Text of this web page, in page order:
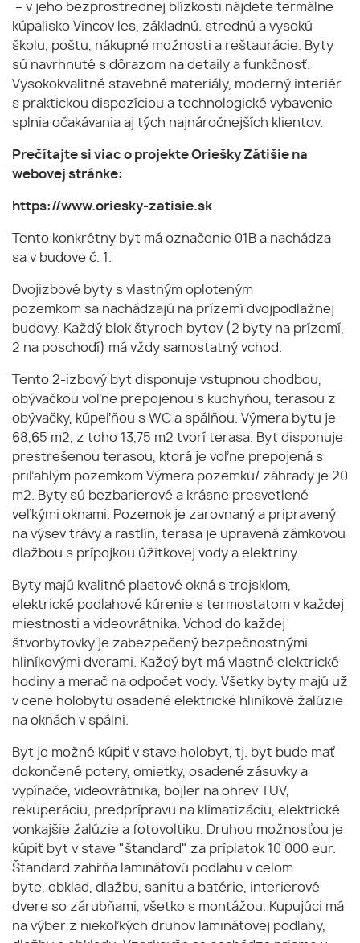
– v jeho bezprostrednej blízkosti nájdete termálne
kúpalisko Vincov les, základnú. strednú a vysokú
školu, poštu, nákupné možnosti a reštaurácie. Byty
sú navrhnuté s dôrazom na detaily a funkčnosť.
Vysokokvalitné stavebné materiály, moderný interiér
s praktickou dispozíciou a technologické vybavenie
splnia očakávania aj tých najnáročnejších klientov.
Prečítajte si viac o projekte Oriešky Zátišie na
webovej stránke:
https://www.oriesky-zatisie.sk
Tento konkrétny byt má označenie 01B a nachádza
sa v budove č. 1.
Dvojizbové byty s vlastným oploteným
pozemkom sa nachádzajú na prízemí dvojpodlažnej
budovy. Každý blok štyroch bytov (2 byty na prízemí,
2 na poschodí) má vždy samostatný vchod.
Tento 2-izbový byt disponuje vstupnou chodbou,
obývačkou voľne prepojenou s kuchyňou, terasou z
obývačky, kúpeľňou s WC a spálňou. Výmera bytu je
68,65 m2, z toho 13,75 m2 tvorí terasa. Byt disponuje
prestrešenou terasou, ktorá je voľne prepojená s
priľahlým pozemkom.Výmera pozemku/ záhrady je 20
m2. Byty sú bezbarierové a krásne presvetlené
veľkými oknami. Pozemok je zarovnaný a pripravený
na výsev trávy a rastlín, terasa je upravená zámkovou
dlažbou s prípojkou úžitkovej vody a elektriny.
Byty majú kvalitné plastové okná s trojsklom,
elektrické podlahové kúrenie s termostatom v každej
miestnosti a videovrátnika. Vchod do každej
štvorbytovky je zabezpečený bezpečnostnými
hliníkovými dverami. Každý byt má vlastné elektrické
hodiny a merač na odpočet vody. Všetky byty majú už
v cene holobytu osadené elektrické hliníkové žalúzie
na oknách v spálni.
Byt je možné kúpiť v stave holobyt, tj. byt bude mať
dokončené potery, omietky, osadené zásuvky a
vypínače, videovrátnika, bojler na ohrev TUV,
rekuperáciu, predprípravu na klimatizáciu, elektrické
vonkajšie žalúzie a fotovoltiku. Druhou možnosťou je
kúpiť byt v stave "štandard" za príplatok 10 000 eur.
Štandard zahŕňa laminátovú podlahu v celom
byte, obklad, dlažbu, sanitu a batérie, interierové
dvere so zárubňami, všetko s montážou. Kupujúci má
na výber z niekoľkých druhov laminátovej podlahy,